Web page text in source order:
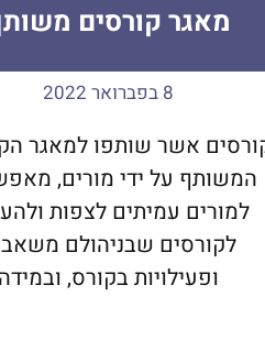
מאגר קורסים
8 בפברואר 2022
אשר שותפו למאגר
המשותף על ידי מורים,
למורים עמיתים לצפות
לקורסים שבניהולם
ופעילויות בקורס, ובמידה